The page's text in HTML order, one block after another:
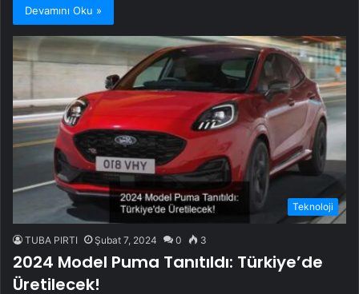
Devamını Oku »
Teknoloji
TUBA PIRTI Şubat 7, 2024 0 3
2024 Model Puma Tanıtıldı: Türkiye’de
Üretilecek!